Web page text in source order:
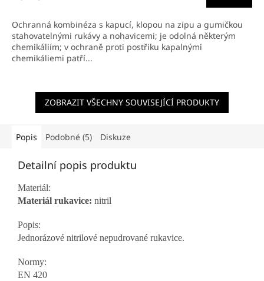
z
5
hvězdiček.
Ochranná kombinéza s kapucí, klopou na zipu a gumičkou
stahovatelnými rukávy a nohavicemi; je odolná některým
chemikáliím; v ochraně proti postřiku kapalnými
chemikáliemi patří...
ZOBRAZIT VŠECHNY SOUVISEJÍCÍ PRODUKTY
Popis Podobné (5) Diskuze
Detailní popis produktu
Materiál:
Materiál rukavice: nitril
Popis:
Jednorázové nitrilové nepudrované rukavice.
Normy:
EN 420